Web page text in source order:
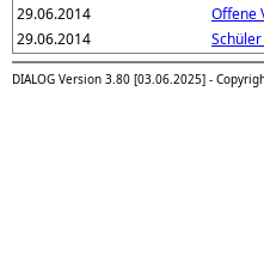
29.06.2014
Offene
29.06.2014
DIALOG Version 3.80 [03.06.2025] -